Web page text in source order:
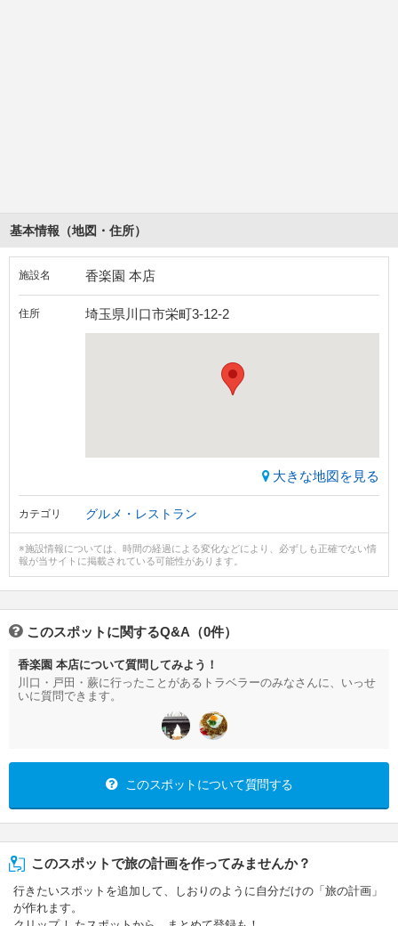
基本情報（地図・住所）
施設名 香楽園 本店
住所 埼玉県川口市栄町3-12-2
大きな地図を見る
カテゴリ グルメ・レストラン
※施設情報については、時間の経過による変化などにより、必ずしも正確でない情
報が当サイトに掲載されている可能性があります。
このスポットに関するQ&A（0件）
香楽園 本店について質問してみよう！
川口・戸田・蕨に行ったことがあるトラベラーのみなさんに、いっせ
いに質問できます。
このスポットについて質問する
このスポットで旅の計画を作ってみませんか？
行きたいスポットを追加して、しおりのように自分だけの「旅の計画」
が作れます。